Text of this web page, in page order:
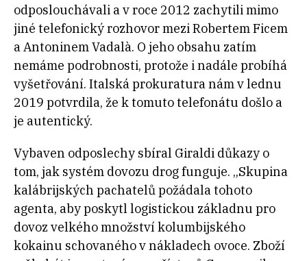
odposlouchávali a v roce 2012 zachytili mimo
jiné telefonický rozhovor mezi Robertem Ficem
a Antoninem Vadalà. O jeho obsahu zatím
nemáme podrobnosti, protože i nadále probíhá
vyšetřování. Italská prokuratura nám v lednu
2019 potvrdila, že k tomuto telefonátu došlo a
je autentický.
Vybaven odposlechy sbíral Giraldi důkazy o
tom, jak systém dovozu drog funguje. „Skupina
kalábrijských pachatelů požádala tohoto
agenta, aby poskytl logistickou základnu pro
dovoz velkého množství kolumbijského
kokainu schovaného v nákladech ovoce. Zboží